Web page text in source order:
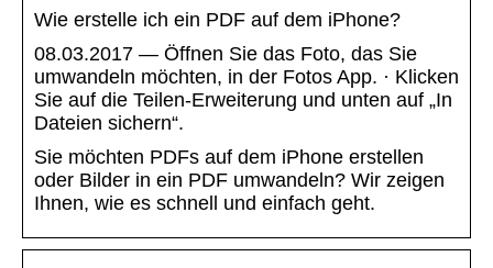
Wie erstelle ich ein PDF auf dem iPhone?
08.03.2017 — Öffnen Sie das Foto, das Sie
umwandeln möchten, in der Fotos App. · Klicken
Sie auf die Teilen-Erweiterung und unten auf „In
Dateien sichern“.
Sie möchten PDFs auf dem iPhone erstellen
oder Bilder in ein PDF umwandeln? Wir zeigen
Ihnen, wie es schnell und einfach geht.